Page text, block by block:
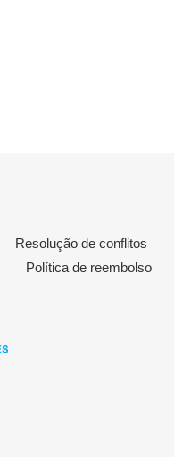
Resolução de conflitos
Política de reembolso